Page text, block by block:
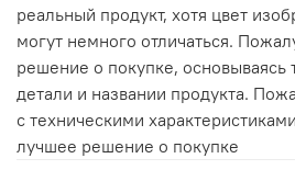
реальный продукт, хотя цвет
могут немного отличаться.
решение о покупке, основываясь
детали и названии продукта.
с техническими
лучшее решение о покупке